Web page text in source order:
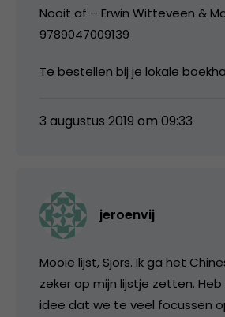
Nooit af – Erwin Witteveen &
9789047009139
Te bestellen bij je lokale
3 augustus 2019 om 09:33
jeroenvij
Mooie lijst, Sjors. Ik ga het
zeker op mijn lijstje zetten.
idee dat we te veel focussen